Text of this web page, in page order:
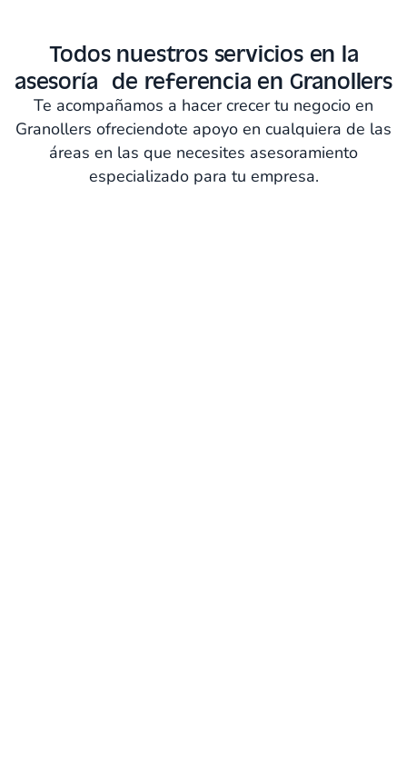
Todos nuestros servicios en la
asesoría de referencia en Granollers
Te acompañamos a hacer crecer tu negocio en
Granollers ofreciendote apoyo en cualquiera de las
áreas en las que necesites asesoramiento
especializado para tu empresa.